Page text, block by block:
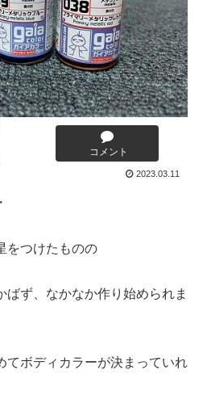
コメント
2023.03.11
をつけたものの
ばず、なかなか作り始められま
てボディカラーが決まっていれ